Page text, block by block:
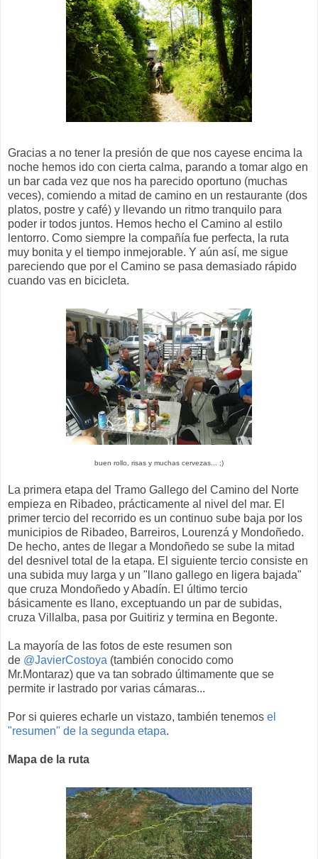
Gracias a no tener la presión de que nos cayese encima la
noche hemos ido con cierta calma, parando a tomar algo en
un bar cada vez que nos ha parecido oportuno (muchas
veces), comiendo a mitad de camino en un restaurante (dos
platos, postre y café) y llevando un ritmo tranquilo para
poder ir todos juntos. Hemos hecho el Camino al estilo
lentorro. Como siempre la compañía fue perfecta, la ruta
muy bonita y el tiempo inmejorable. Y aún así, me sigue
pareciendo que por el Camino se pasa demasiado rápido
cuando vas en bicicleta.
buen rollo, risas y muchas cervezas... ;)
La primera etapa del Tramo Gallego del Camino del Norte
empieza en Ribadeo, prácticamente al nivel del mar. El
primer tercio del recorrido es un continuo sube baja por los
municipios de Ribadeo, Barreiros, Lourenzá y Mondoñedo.
De hecho, antes de llegar a Mondoñedo se sube la mitad
del desnivel total de la etapa. El siguiente tercio consiste en
una subida muy larga y un "llano gallego en ligera bajada"
que cruza Mondoñedo y Abadín. El último tercio
básicamente es llano, exceptuando un par de subidas,
cruza Villalba, pasa por Guitiriz y termina en Begonte.
La mayoría de las fotos de este resumen son
de @JavierCostoya (también conocido como
Mr.Montaraz) que va tan sobrado últimamente que se
permite ir lastrado por varias cámaras...
Por si quieres echarle un vistazo, también tenemos el
"resumen" de la segunda etapa.
Mapa de la ruta